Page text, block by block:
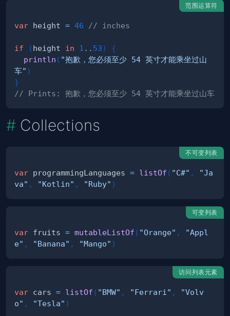
范围运算符
var height = 46 // inches
if (height in 1 .. 53)
{
println ( "抱歉，您必须至少 54 英寸才能乘坐过山
车" )
}
// Prints: 抱歉，您必须至少 54 英寸才能乘坐过山车
Collections
不可变列表
var programmingLanguages = listOf ( "C#" ,
"Ja
va" , "Kotlin" , "Ruby" )
可变列表
var fruits = mutableListOf ( "Orange" ,
"Appl
e" , "Banana" , "Mango" )
访问列表元素
var cars = listOf ( "BMW" , "Ferrari" ,
"Volv
o" , "Tesla" )